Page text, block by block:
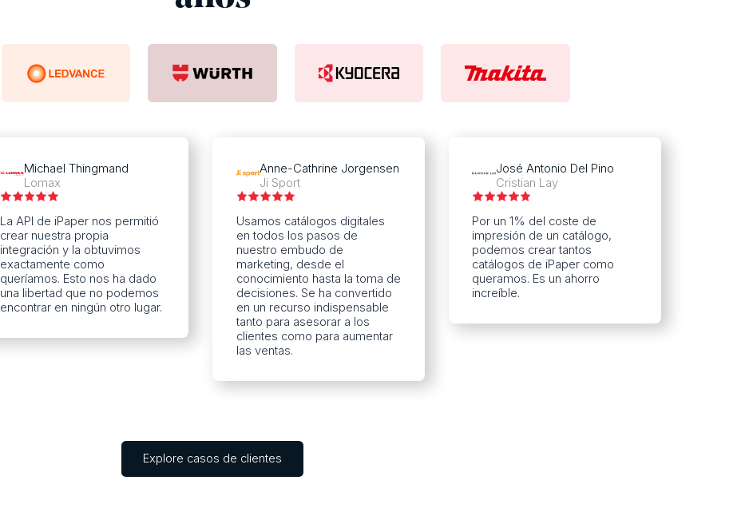
Michael Thingmand
Lomax
La API de iPaper nos permitió
crear nuestra propia
integración y la obtuvimos
exactamente como
queríamos. Esto nos ha dado
una libertad que no podemos
encontrar en ningún otro lugar.
Anne-Cathrine Jorgensen
Ji Sport
Usamos catálogos digitales
en todos los pasos de
nuestro embudo de
marketing, desde el
conocimiento hasta la toma de
decisiones. Se ha convertido
en un recurso indispensable
tanto para asesorar a los
clientes como para aumentar
las ventas.
José Antonio Del Pino
Cristian Lay
Por un 1% del coste de
impresión de un catálogo,
podemos crear tantos
catálogos de iPaper como
queramos. Es un ahorro
increíble.
Explore casos de clientes